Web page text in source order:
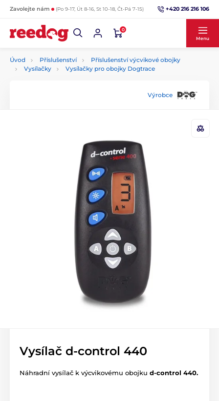
Zavolejte nám (Po 9-17, Út 8-16, St 10-18, Čt-Pá 7-15) +420 216 216 106
0
Menu
Úvod Příslušenství
Příslušenství výcvikové obojky
Vysílačky
Vysílačky pro obojky Dogtrace
Výrobce
Vysílač d-control 440
Náhradní vysílač k výcvikovému obojku d-control 440.